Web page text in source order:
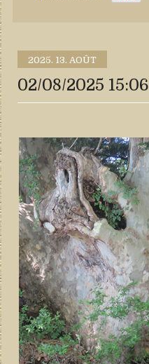
2025. 13. AOÛT
02/08/2025 15:06